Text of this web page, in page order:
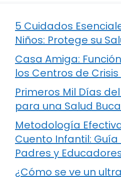
5 Cuidados
Niños: Protege su
Casa Amiga:
los Centros de
Primeros Mil Días
para una Salud
Metodología
Cuento Infantil:
Padres y
¿Cómo se ve un